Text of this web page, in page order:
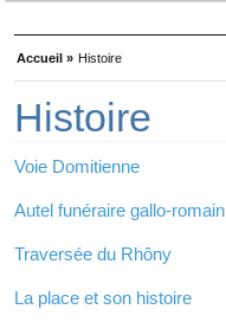
Accueil » Histoire
Histoire
Voie Domitienne
Autel funéraire gallo-romain
Traversée du Rhôny
La place et son histoire